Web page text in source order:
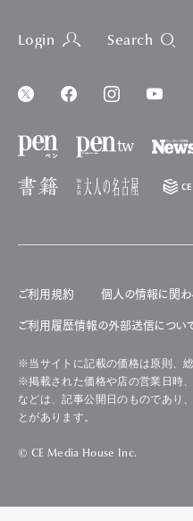
Login Search
ご利用規約 個人の情報に関わ
ご利用履歴情報の外部送信につい
※当サイトに記載の価格は原則、総
※掲載された価格や店の営業日時
などは、記事公開日のものであり
とがあります。
© CE Media House Inc.